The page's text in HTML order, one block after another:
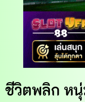
ชีวิตพลิก หนุ่